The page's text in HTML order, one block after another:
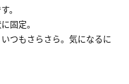
。
固定。
つもさらさら。気になるに